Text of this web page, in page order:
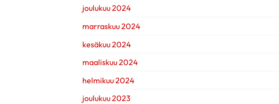
joulukuu 2024
marraskuu 2024
kesäkuu 2024
maaliskuu 2024
helmikuu 2024
joulukuu 2023